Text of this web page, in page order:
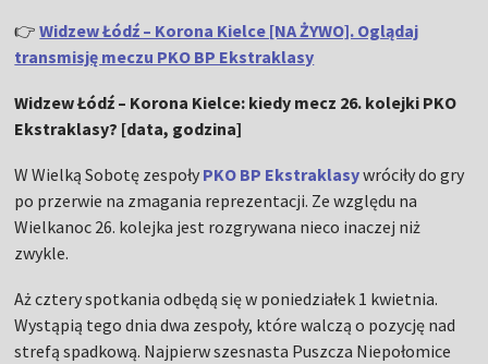
👉Widzew Łódź – Korona Kielce [NA ŻYWO]. Oglądaj
transmisję meczu PKO BP Ekstraklasy
Widzew Łódź – Korona Kielce: kiedy mecz 26. kolejki PKO
Ekstraklasy? [data, godzina]
W Wielką Sobotę zespoły PKO BP Ekstraklasywróciły do gry
po przerwie na zmagania reprezentacji. Ze względu na
Wielkanoc 26. kolejka jest rozgrywana nieco inaczej niż
zwykle.
Aż cztery spotkania odbędą się w poniedziałek 1 kwietnia.
Wystąpią tego dnia dwa zespoły, które walczą o pozycję nad
strefą spadkową. Najpierw szesnasta Puszcza Niepołomice